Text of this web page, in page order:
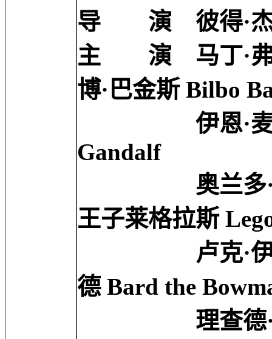
导 演 彼得·杰
主 演 马丁·弗
博·巴金斯 Bilbo
伊恩·麦克莱
Gandalf
奥兰多·布鲁
王子莱格拉斯
卢克·伊万斯
德 Bard the
理查德·阿米